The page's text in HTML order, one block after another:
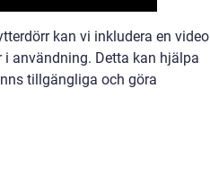
kan vi inkludera en video
i användning. Detta kan hjälpa
tillgängliga och göra